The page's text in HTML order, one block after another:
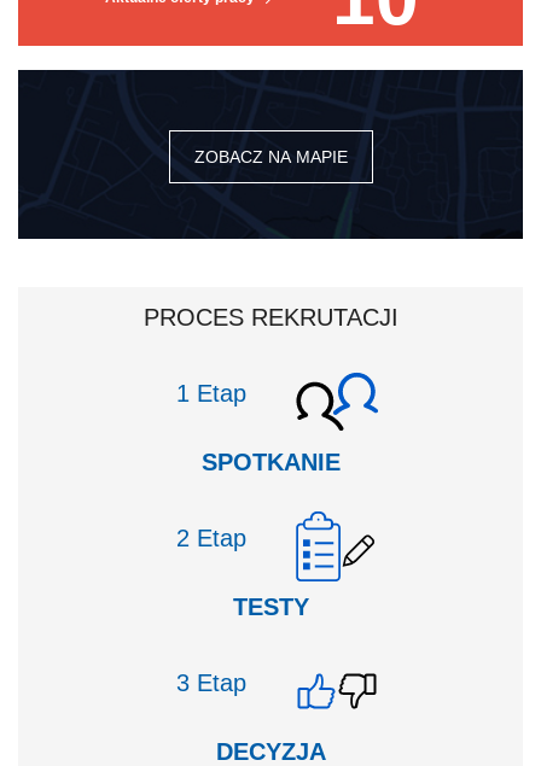
ZOBACZ NA MAPIE
PROCES REKRUTACJI
Etap
SPOTKANIE
Etap
TESTY
Etap
DECYZJA